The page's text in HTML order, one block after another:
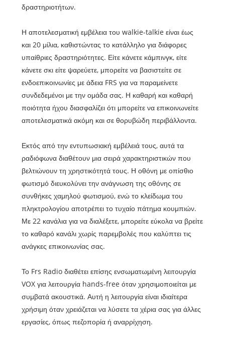
δραστηριοτήτων.
Η αποτελεσματική εμβέλεια του walkie-talkie είναι έως
και 20 μίλια, καθιστώντας το κατάλληλο για διάφορες
υπαίθριες δραστηριότητες. Είτε κάνετε κάμπινγκ, είτε
κάνετε σκι είτε ψαρεύετε, μπορείτε να βασιστείτε σε
ενδοεπικοινωνίες με άδεια FRS για να παραμείνετε
συνδεδεμένοι με την ομάδα σας. Η καθαρή και καθαρή
ποιότητα ήχου διασφαλίζει ότι μπορείτε να επικοινωνείτε
αποτελεσματικά ακόμη και σε θορυβώδη περιβάλλοντα.
Εκτός από την εντυπωσιακή εμβέλειά τους, αυτά τα
ραδιόφωνα διαθέτουν μια σειρά χαρακτηριστικών που
βελτιώνουν τη χρηστικότητά τους. Η οθόνη με οπίσθιο
φωτισμό διευκολύνει την ανάγνωση της οθόνης σε
συνθήκες χαμηλού φωτισμού, ενώ το κλείδωμα του
πληκτρολογίου αποτρέπει το τυχαίο πάτημα κουμπιών.
Με 22 κανάλια για να διαλέξετε, μπορείτε εύκολα να βρείτε
το καθαρό κανάλι χωρίς παρεμβολές που καλύπτει τις
ανάγκες επικοινωνίας σας.
Το Frs Radio διαθέτει επίσης ενσωματωμένη λειτουργία
VOX για λειτουργία hands-free όταν χρησιμοποιείται με
συμβατά ακουστικά. Αυτή η λειτουργία είναι ιδιαίτερα
χρήσιμη όταν χρειάζεται να λύσετε τα χέρια σας για άλλες
εργασίες, όπως πεζοπορία ή αναρρίχηση.